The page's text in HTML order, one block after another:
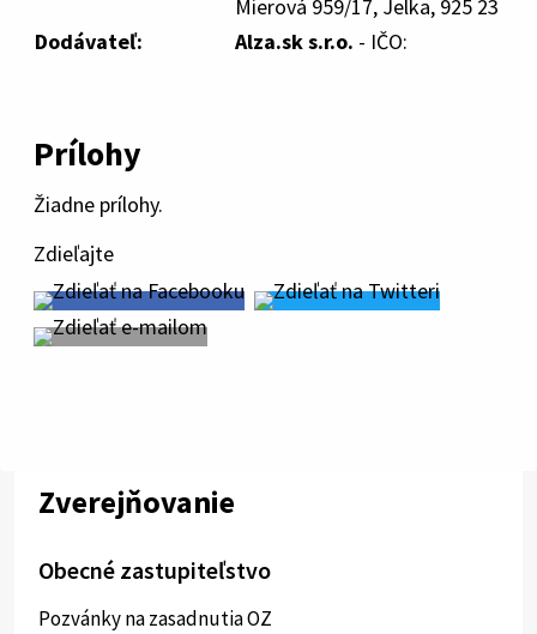
Mierová 959/17, Jelka, 925 23
Dodávateľ:
Alza.sk s.r.o. - IČO:
Prílohy
Žiadne prílohy.
Zdieľajte
Zverejňovanie
Obecné zastupiteľstvo
Pozvánky na zasadnutia OZ